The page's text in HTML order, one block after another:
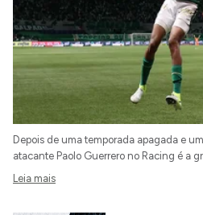
Depois de uma temporada apagada e
atacante Paolo Guerrero no Racing é a
Leia mais